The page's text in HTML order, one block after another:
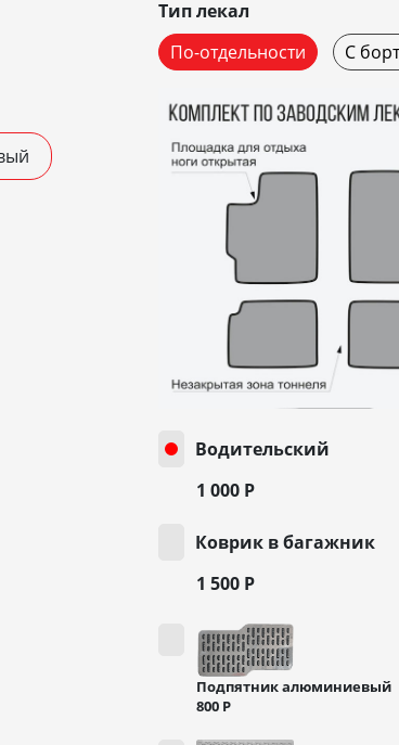
Тип лекал
По-отдельности
С
Водительский
1 000 Р
Коврик в багажник
1 500 Р
Подпятник алюминиевый
800 Р